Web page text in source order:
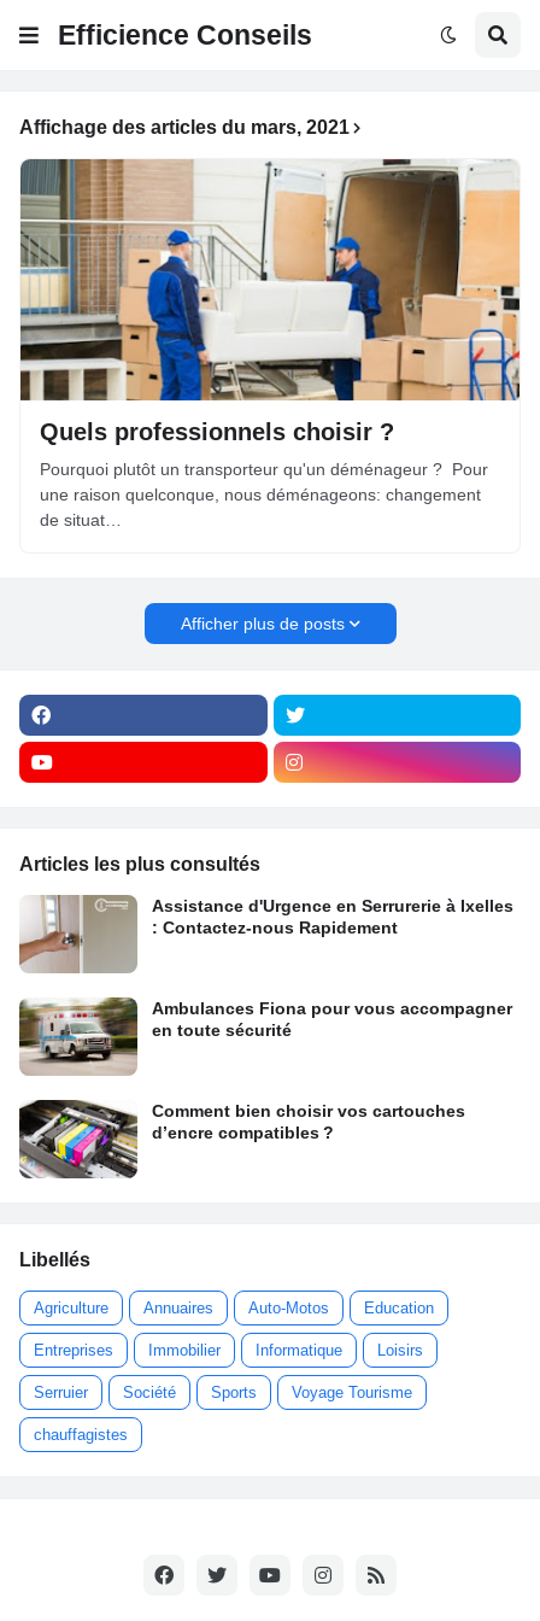
Efficience Conseils
Affichage des articles du mars, 2021
Quels professionnels choisir ?
Pourquoi plutôt un transporteur qu'un déménageur ? Pour
une raison quelconque, nous déménageons: changement
de situat…
Afficher plus de posts
Articles les plus consultés
Assistance d'Urgence en Serrurerie à Ixelles
: Contactez-nous Rapidement
Ambulances Fiona pour vous accompagner
en toute sécurité
Comment bien choisir vos cartouches
d’encre compatibles ?
Libellés
Agriculture Annuaires Auto-Motos Education
Entreprises Immobilier Informatique Loisirs
Serruier Société Sports Voyage Tourisme
chauffagistes